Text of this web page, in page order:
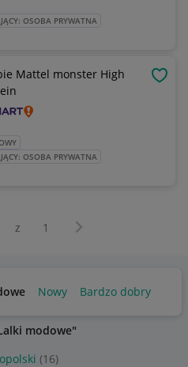
OSOBA PRYWATNA
OSOBA PRYWATNA
z 1 Następna strona
Nowy Bardzo dobry
modowe"
(16)